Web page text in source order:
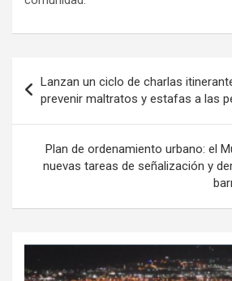
de
entradas
Lanzan un ciclo de charlas
prevenir maltratos y estafas a las
Plan de ordenamiento urbano: el
nuevas tareas de señalización y